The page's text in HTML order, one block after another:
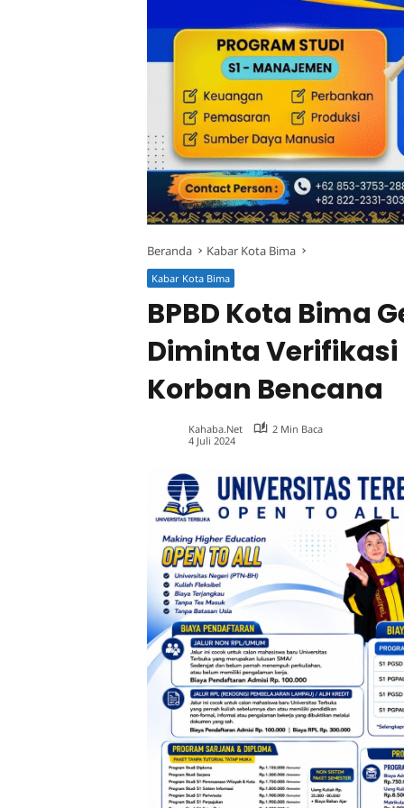
Beranda Kabar Kota Bima
Kabar Kota Bima
BPBD Kota Bima
Diminta
Korban Bencana
Kahaba.net
2 Min Baca
4 Juli 2024